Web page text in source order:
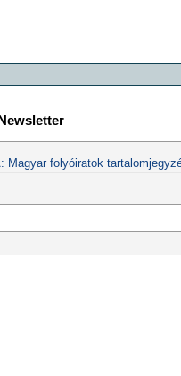
Magyar folyóiratok